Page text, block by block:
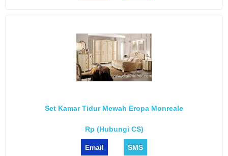
Set Kamar Tidur Mewah Eropa Monreale
Rp (Hubungi CS)
Email SMS